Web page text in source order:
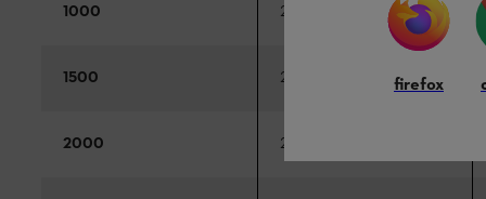
1000 2.50
1500 2.42
2000 2.35
firefox